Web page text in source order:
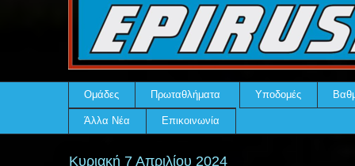
Ομάδες Πρωταθλήματα Υποδομές
Άλλα Νέα Επικοινωνία
Κυριακή 7 Απριλίου 2024